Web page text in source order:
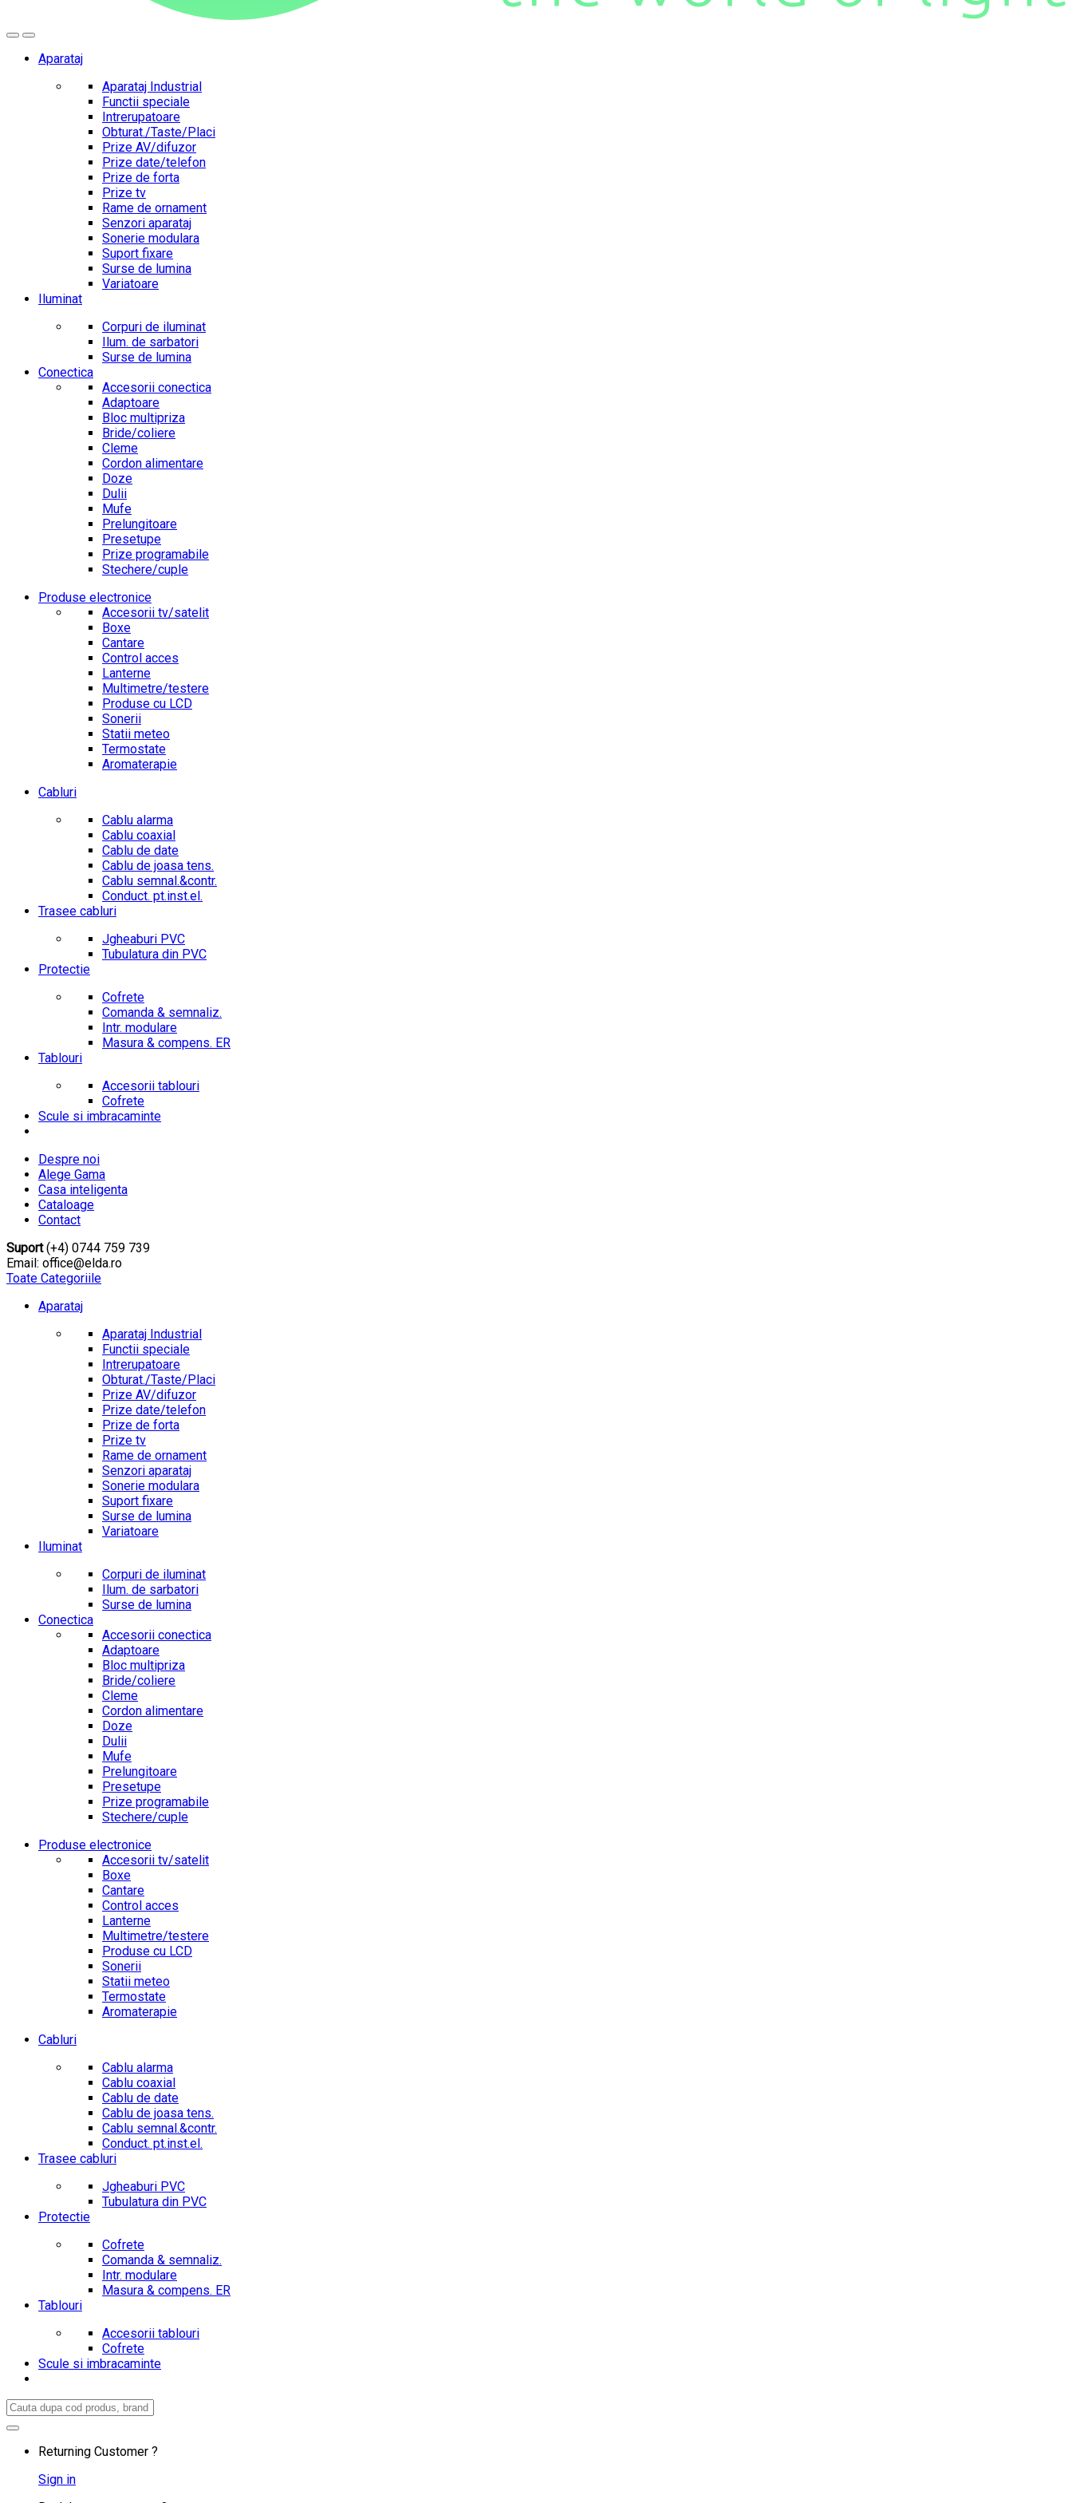
Aparataj
Aparataj Industrial
Functii speciale
Intrerupatoare
Obturat./Taste/Placi
Prize AV/difuzor
Prize date/telefon
Prize de forta
Prize tv
Rame de ornament
Senzori aparataj
Sonerie modulara
Suport fixare
Surse de lumina
Variatoare
Iluminat
Corpuri de iluminat
Ilum. de sarbatori
Surse de lumina
Conectica
Accesorii conectica
Adaptoare
Bloc multipriza
Bride/coliere
Cleme
Cordon alimentare
Doze
Dulii
Mufe
Prelungitoare
Presetupe
Prize programabile
Stechere/cuple
Produse electronice
Accesorii tv/satelit
Boxe
Cantare
Control acces
Lanterne
Multimetre/testere
Produse cu LCD
Sonerii
Statii meteo
Termostate
Aromaterapie
Cabluri
Cablu alarma
Cablu coaxial
Cablu de date
Cablu de joasa tens.
Cablu semnal.&contr.
Conduct. pt.inst.el.
Trasee cabluri
Jgheaburi PVC
Tubulatura din PVC
Protectie
Cofrete
Comanda & semnaliz.
Intr. modulare
Masura & compens. ER
Tablouri
Accesorii tablouri
Cofrete
Scule si imbracaminte
Despre noi
Alege Gama
Casa inteligenta
Cataloage
Contact
Suport(+4) 0744 759 739
Email: office@elda.ro
Toate Categoriile
Aparataj
Aparataj Industrial
Functii speciale
Intrerupatoare
Obturat./Taste/Placi
Prize AV/difuzor
Prize date/telefon
Prize de forta
Prize tv
Rame de ornament
Senzori aparataj
Sonerie modulara
Suport fixare
Surse de lumina
Variatoare
Iluminat
Corpuri de iluminat
Ilum. de sarbatori
Surse de lumina
Conectica
Accesorii conectica
Adaptoare
Bloc multipriza
Bride/coliere
Cleme
Cordon alimentare
Doze
Dulii
Mufe
Prelungitoare
Presetupe
Prize programabile
Stechere/cuple
Produse electronice
Accesorii tv/satelit
Boxe
Cantare
Control acces
Lanterne
Multimetre/testere
Produse cu LCD
Sonerii
Statii meteo
Termostate
Aromaterapie
Cabluri
Cablu alarma
Cablu coaxial
Cablu de date
Cablu de joasa tens.
Cablu semnal.&contr.
Conduct. pt.inst.el.
Trasee cabluri
Jgheaburi PVC
Tubulatura din PVC
Protectie
Cofrete
Comanda & semnaliz.
Intr. modulare
Masura & compens. ER
Tablouri
Accesorii tablouri
Cofrete
Scule si imbracaminte
Search
for:
Returning Customer ?
Sign in